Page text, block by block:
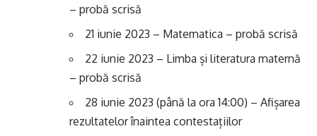
– probă scrisă
21 iunie 2023 – Matematica – probă scrisă
22 iunie 2023 – Limba și literatura maternă
– probă scrisă
28 iunie 2023 (până la ora 14:00) – Afișarea
rezultatelor înaintea contestațiilor